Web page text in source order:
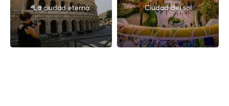
La ciudad eterna Ciudad del sol